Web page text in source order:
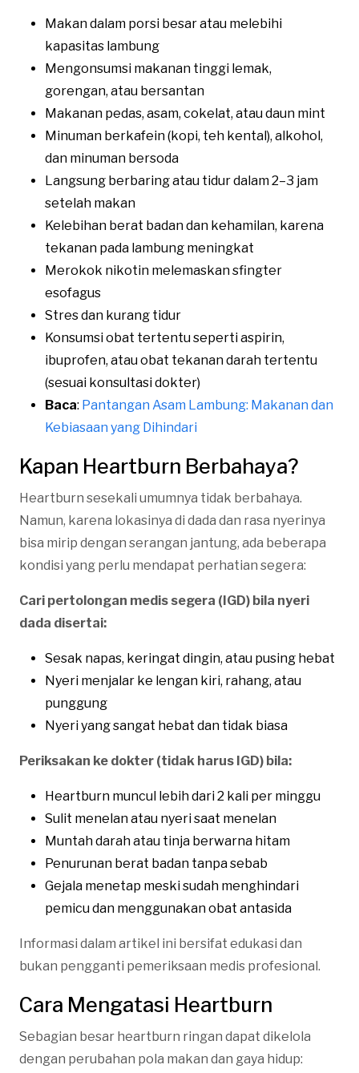
Makan dalam porsi besar atau melebihi
kapasitas lambung
Mengonsumsi makanan tinggi lemak,
gorengan, atau bersantan
Makanan pedas, asam, cokelat, atau daun mint
Minuman berkafein (kopi, teh kental), alkohol,
dan minuman bersoda
Langsung berbaring atau tidur dalam 2–3 jam
setelah makan
Kelebihan berat badan dan kehamilan, karena
tekanan pada lambung meningkat
Merokok nikotin melemaskan sfingter
esofagus
Stres dan kurang tidur
Konsumsi obat tertentu seperti aspirin,
ibuprofen, atau obat tekanan darah tertentu
(sesuai konsultasi dokter)
Baca: Pantangan Asam Lambung: Makanan dan
Kebiasaan yang Dihindari
Kapan Heartburn Berbahaya?
Heartburn sesekali umumnya tidak berbahaya.
Namun, karena lokasinya di dada dan rasa nyerinya
bisa mirip dengan serangan jantung, ada beberapa
kondisi yang perlu mendapat perhatian segera:
Cari pertolongan medis segera (IGD) bila nyeri
dada disertai:
Sesak napas, keringat dingin, atau pusing hebat
Nyeri menjalar ke lengan kiri, rahang, atau
punggung
Nyeri yang sangat hebat dan tidak biasa
Periksakan ke dokter (tidak harus IGD) bila:
Heartburn muncul lebih dari 2 kali per minggu
Sulit menelan atau nyeri saat menelan
Muntah darah atau tinja berwarna hitam
Penurunan berat badan tanpa sebab
Gejala menetap meski sudah menghindari
pemicu dan menggunakan obat antasida
Informasi dalam artikel ini bersifat edukasi dan
bukan pengganti pemeriksaan medis profesional.
Cara Mengatasi Heartburn
Sebagian besar heartburn ringan dapat dikelola
dengan perubahan pola makan dan gaya hidup: